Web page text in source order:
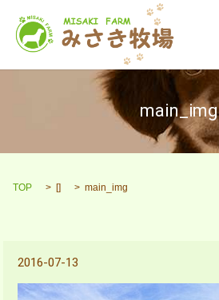
main_img
TOP [] main_img
2016-07-13